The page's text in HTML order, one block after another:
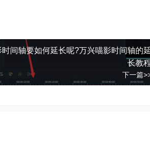
时间轴要如何延长呢?万兴喵影时间轴的
长教
下一篇